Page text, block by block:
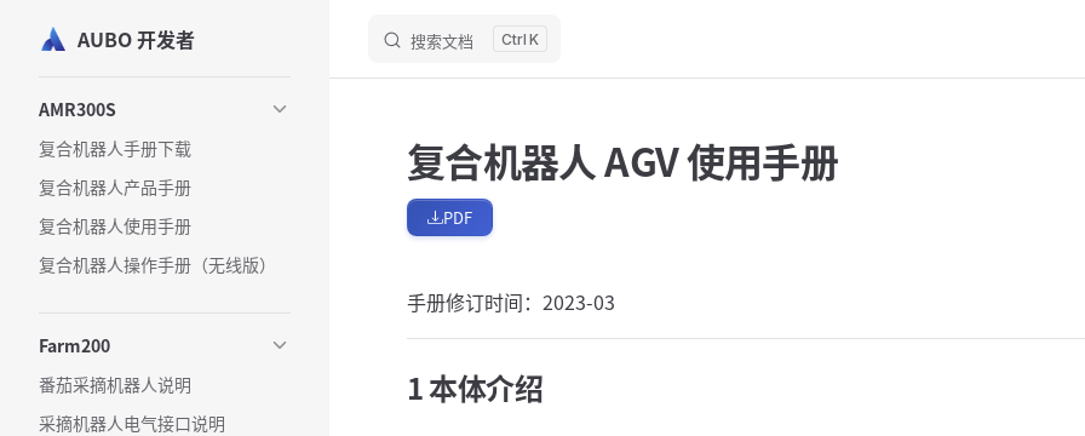
跳转到内容AUBO 开发者 搜索文档 K
AMR300S
复合机器人手册下载
复合机器人产品手册
复合机器人使用手册
复合机器人操作手册（无线版）
Farm200
番茄采摘机器人说明
采摘机器人电气接口说明
复合机器人 AGV 使用手册
PDF
手册修订时间：2023-03
1 本体介绍